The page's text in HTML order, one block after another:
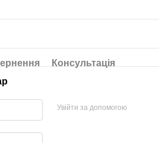
Консультація
Увійти за допомогою